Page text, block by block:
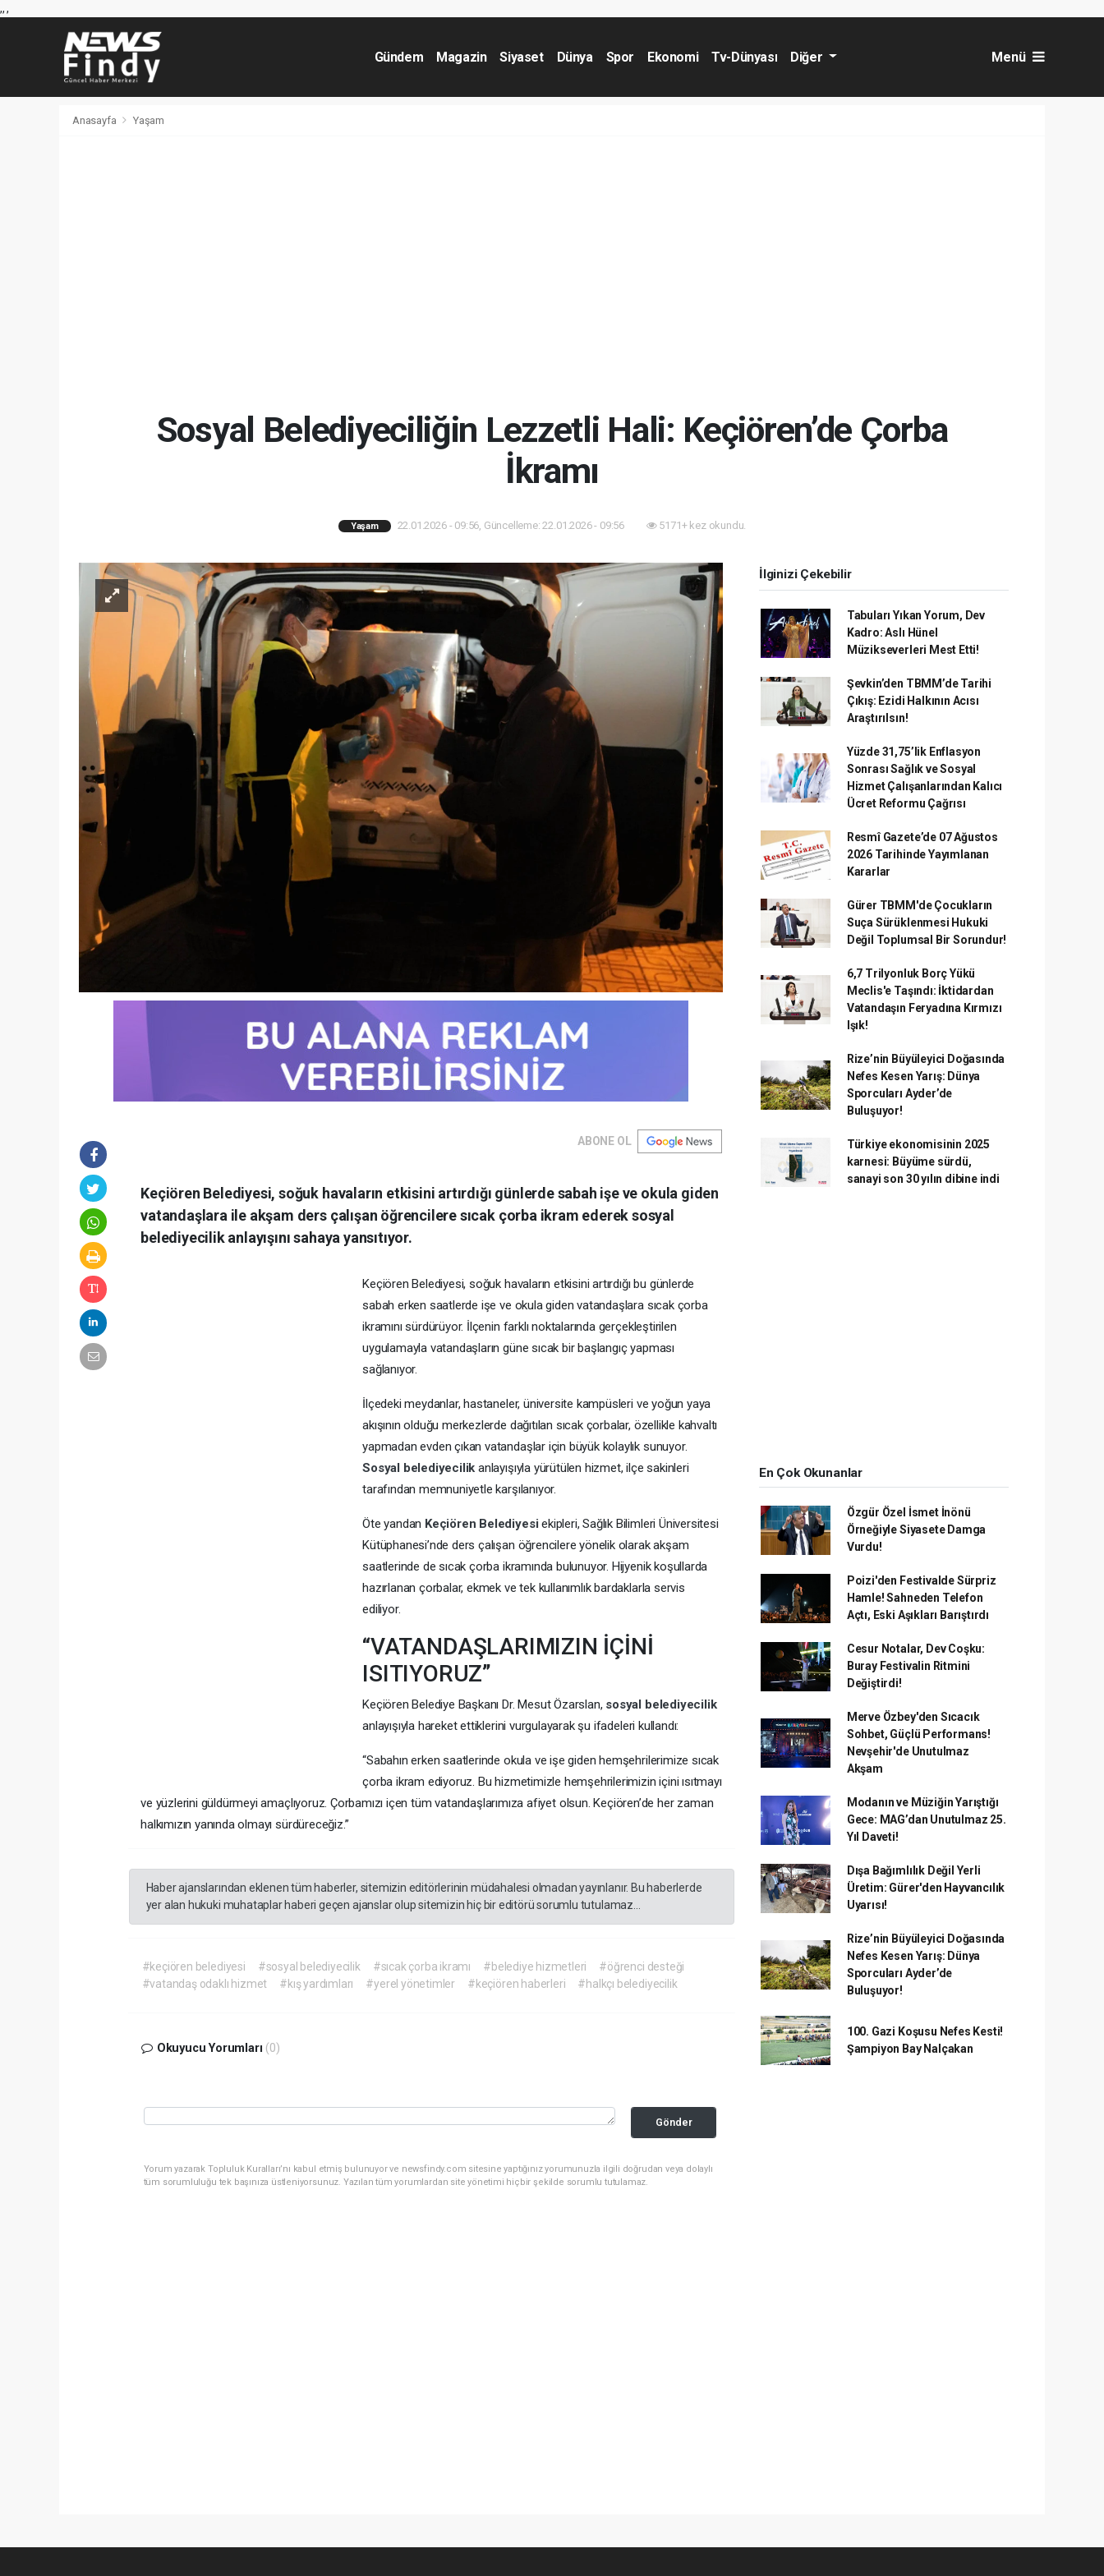
,,,
Gündem Magazin Siyaset Dünya Spor Ekonomi Tv-Dünyası Diğer Menü
Anasayfa Yaşam
Sosyal Belediyeciliğin Lezzetli Hali: Keçiören’de Çorba
İkramı
Yaşam 22.01.2026 - 09:56, Güncelleme: 22.01.2026 - 09:56 5171+ kez okundu.
ABONE OL
Keçiören Belediyesi, soğuk havaların etkisini artırdığı günlerde sabah işe ve okula giden
vatandaşlara ile akşam ders çalışan öğrencilere sıcak çorba ikram ederek sosyal
belediyecilik anlayışını sahaya yansıtıyor.
Keçiören Belediyesi, soğuk havaların etkisini artırdığı bu günlerde
sabah erken saatlerde işe ve okula giden vatandaşlara sıcak çorba
ikramını sürdürüyor. İlçenin farklı noktalarında gerçekleştirilen
uygulamayla vatandaşların güne sıcak bir başlangıç yapması
sağlanıyor.
İlçedeki meydanlar, hastaneler, üniversite kampüsleri ve yoğun yaya
akışının olduğu merkezlerde dağıtılan sıcak çorbalar, özellikle kahvaltı
yapmadan evden çıkan vatandaşlar için büyük kolaylık sunuyor.
Sosyal belediyecilikanlayışıyla yürütülen hizmet, ilçe sakinleri
tarafından memnuniyetle karşılanıyor.
Öte yandan Keçiören Belediyesiekipleri, Sağlık Bilimleri Üniversitesi
Kütüphanesi’nde ders çalışan öğrencilere yönelik olarak akşam
saatlerinde de sıcak çorba ikramında bulunuyor. Hijyenik koşullarda
hazırlanan çorbalar, ekmek ve tek kullanımlık bardaklarla servis
ediliyor.
“VATANDAŞLARIMIZIN İÇİNİ
ISITIYORUZ”
Keçiören Belediye Başkanı Dr. Mesut Özarslan, sosyal belediyecilik
anlayışıyla hareket ettiklerini vurgulayarak şu ifadeleri kullandı:
“Sabahın erken saatlerinde okula ve işe giden hemşehrilerimize sıcak
çorba ikram ediyoruz. Bu hizmetimizle hemşehrilerimizin içini ısıtmayı
ve yüzlerini güldürmeyi amaçlıyoruz. Çorbamızı içen tüm vatandaşlarımıza afiyet olsun. Keçiören’de her zaman
halkımızın yanında olmayı sürdüreceğiz.”
Haber ajanslarından eklenen tüm haberler, sitemizin editörlerinin müdahalesi olmadan yayınlanır. Bu haberlerde
yer alan hukuki muhataplar haberi geçen ajanslar olup sitemizin hiç bir editörü sorumlu tutulamaz...
#keçiören belediyesi #sosyal belediyecilik #sıcak çorba ikramı #belediye hizmetleri
#öğrenci desteği
#vatandaş odaklı hizmet
#kış yardımları #yerel yönetimler #keçiören haberleri #halkçı belediyecilik
Okuyucu Yorumları (0)
Gönder
Yorum yazarak Topluluk Kuralları’nı kabul etmiş bulunuyor ve newsfindy.com sitesine yaptığınız yorumunuzla ilgili doğrudan veya dolaylı
tüm sorumluluğu tek başınıza üstleniyorsunuz. Yazılan tüm yorumlardan site yönetimi hiçbir şekilde sorumlu tutulamaz.
İlginizi Çekebilir
Tabuları Yıkan Yorum, Dev
Kadro: Aslı Hünel
Müzikseverleri Mest Etti!
Şevkin’den TBMM’de Tarihi
Çıkış: Ezidi Halkının Acısı
Araştırılsın!
Yüzde 31,75’lik Enflasyon
Sonrası Sağlık ve Sosyal
Hizmet Çalışanlarından Kalıcı
Ücret Reformu Çağrısı
Resmî Gazete’de 07 Ağustos
2026 Tarihinde Yayımlanan
Kararlar
Gürer TBMM'de Çocukların
Suça Sürüklenmesi Hukuki
Değil Toplumsal Bir Sorundur!
6,7 Trilyonluk Borç Yükü
Meclis'e Taşındı: İktidardan
Vatandaşın Feryadına Kırmızı
Işık!
Rize’nin Büyüleyici Doğasında
Nefes Kesen Yarış: Dünya
Sporcuları Ayder’de
Buluşuyor!
Türkiye ekonomisinin 2025
karnesi: Büyüme sürdü,
sanayi son 30 yılın dibine indi
En Çok Okunanlar
Özgür Özel İsmet İnönü
Örneğiyle Siyasete Damga
Vurdu!
Poizi'den Festivalde Sürpriz
Hamle! Sahneden Telefon
Açtı, Eski Aşıkları Barıştırdı
Cesur Notalar, Dev Coşku:
Buray Festivalin Ritmini
Değiştirdi!
Merve Özbey'den Sıcacık
Sohbet, Güçlü Performans!
Nevşehir'de Unutulmaz
Akşam
Modanın ve Müziğin Yarıştığı
Gece: MAG’dan Unutulmaz 25.
Yıl Daveti!
Dışa Bağımlılık Değil Yerli
Üretim: Gürer'den Hayvancılık
Uyarısı!
Rize’nin Büyüleyici Doğasında
Nefes Kesen Yarış: Dünya
Sporcuları Ayder’de
Buluşuyor!
100. Gazi Koşusu Nefes Kesti!
Şampiyon Bay Nalçakan